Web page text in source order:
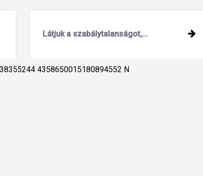
Látjuk a szabálytalanságot,...